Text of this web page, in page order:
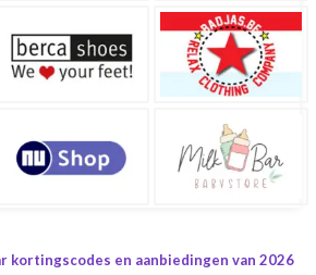
kortingscodes en aanbiedingen van 2026